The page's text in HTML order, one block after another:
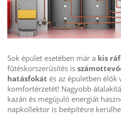
Sok épület esetében már a kis
fűtéskorszerűsítés is
hatásfokát és az épületben élők
komfortérzetét! Nagyobb
kazán és megújuló energiát
napkollektor is beépítésre